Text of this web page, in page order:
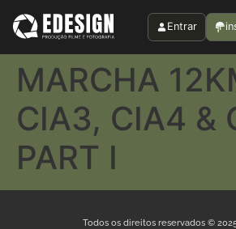
Entrar
MARCHA
CIA3, CIA4 &
PART I
Todos os direitos reservados ©